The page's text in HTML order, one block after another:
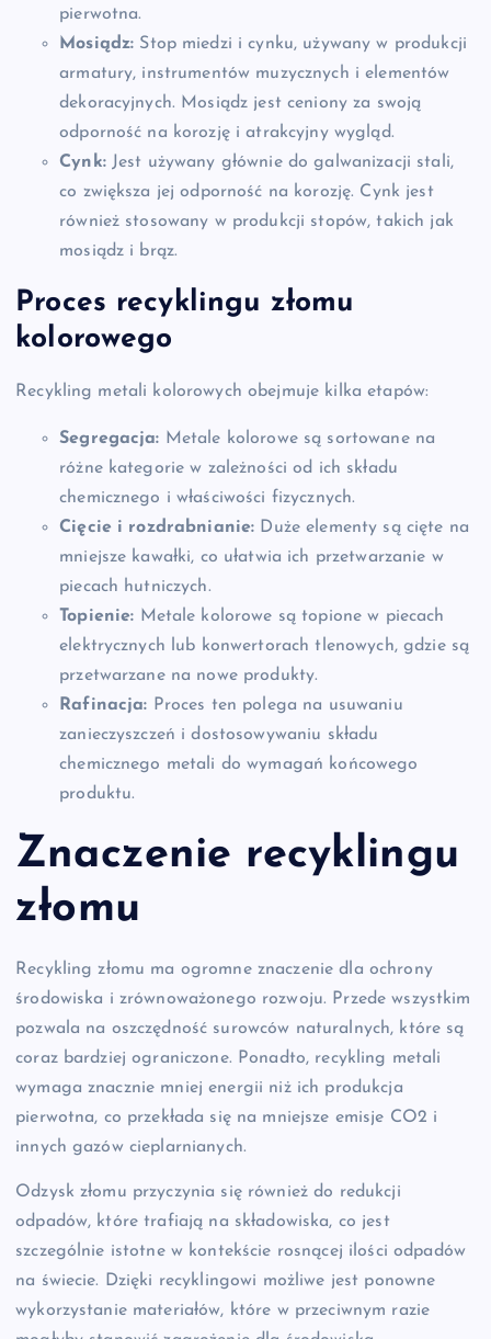
pierwotna.
Mosiądz: Stop miedzi i cynku, używany w produkcji
armatury, instrumentów muzycznych i elementów
dekoracyjnych. Mosiądz jest ceniony za swoją
odporność na korozję i atrakcyjny wygląd.
Cynk:Jest używany głównie do galwanizacji stali,
co zwiększa jej odporność na korozję. Cynk jest
również stosowany w produkcji stopów, takich jak
mosiądz i brąz.
Proces recyklingu złomu
kolorowego
Recykling metali kolorowych obejmuje kilka etapów:
Segregacja: Metale kolorowe są sortowane na
różne kategorie w zależności od ich składu
chemicznego i właściwości fizycznych.
Cięcie i rozdrabnianie: Duże elementy są cięte na
mniejsze kawałki, co ułatwia ich przetwarzanie w
piecach hutniczych.
Topienie: Metale kolorowe są topione w piecach
elektrycznych lub konwertorach tlenowych, gdzie są
przetwarzane na nowe produkty.
Rafinacja: Proces ten polega na usuwaniu
zanieczyszczeń i dostosowywaniu składu
chemicznego metali do wymagań końcowego
produktu.
Znaczenie recyklingu
złomu
Recykling złomu ma ogromne znaczenie dla ochrony
środowiska i zrównoważonego rozwoju. Przede wszystkim
pozwala na oszczędność surowców naturalnych, które są
coraz bardziej ograniczone. Ponadto, recykling metali
wymaga znacznie mniej energii niż ich produkcja
pierwotna, co przekłada się na mniejsze emisje CO2 i
innych gazów cieplarnianych.
Odzysk złomu przyczynia się również do redukcji
odpadów, które trafiają na składowiska, co jest
szczególnie istotne w kontekście rosnącej ilości odpadów
na świecie. Dzięki recyklingowi możliwe jest ponowne
wykorzystanie materiałów, które w przeciwnym razie